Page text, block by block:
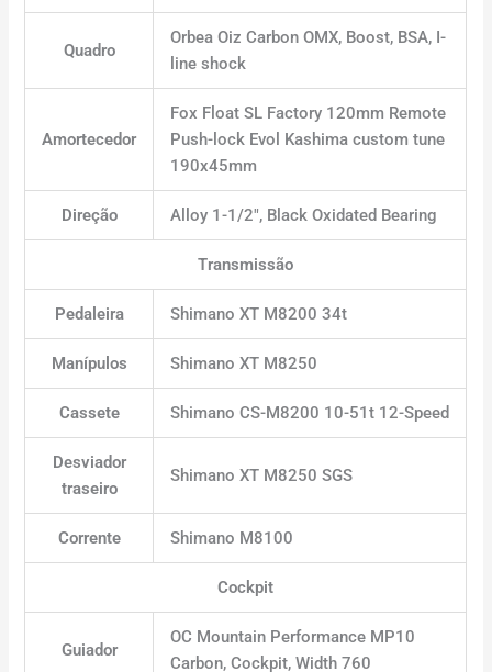
Quadro
Orbea Oiz Carbon OMX, Boost, BSA, I-
line shock
Amortecedor
Fox Float SL Factory 120mm Remote
Push-lock Evol Kashima custom tune
190x45mm
Direção Alloy 1-1/2″, Black Oxidated Bearing
Transmissão
Pedaleira Shimano XT M8200 34t
Manípulos Shimano XT M8250
Cassete Shimano CS-M8200 10-51t 12-Speed
Desviador
traseiro
Shimano XT M8250 SGS
Corrente Shimano M8100
Cockpit
Guiador
OC Mountain Performance MP10
Carbon, Cockpit, Width 760